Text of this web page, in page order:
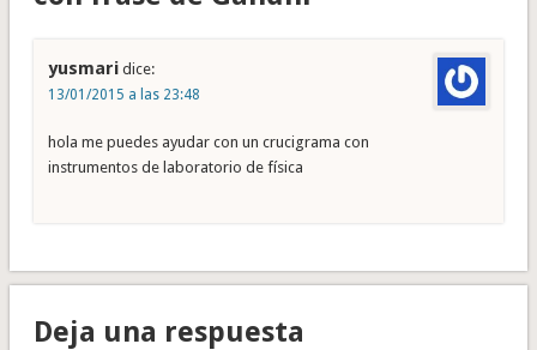
yusmari dice:
13/01/2015 a las 23:48
hola me puedes ayudar con un crucigrama con
instrumentos de laboratorio de física
Deja una respuesta